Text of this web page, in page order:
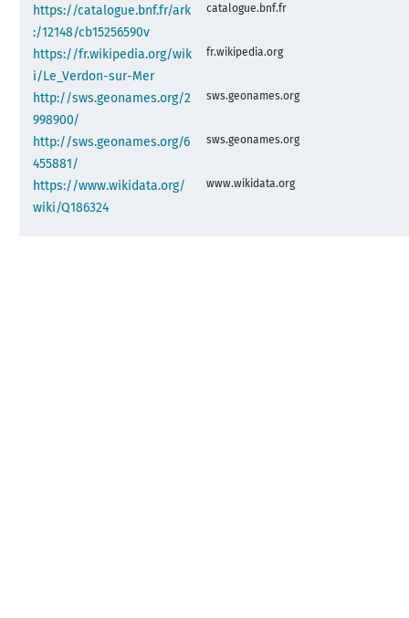
https://catalogue.bnf.fr/ark
:/12148/cb15256590v
catalogue.bnf.fr
https://fr.wikipedia.org/wik
i/Le_Verdon-sur-Mer
fr.wikipedia.org
http://sws.geonames.org/2
998900/
sws.geonames.org
http://sws.geonames.org/6
455881/
sws.geonames.org
https://www.wikidata.org/
wiki/Q186324
www.wikidata.org